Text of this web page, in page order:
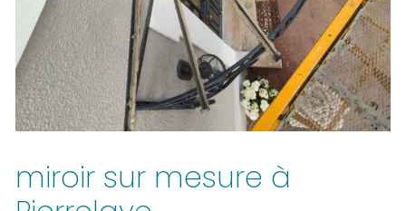
miroir sur mesure à